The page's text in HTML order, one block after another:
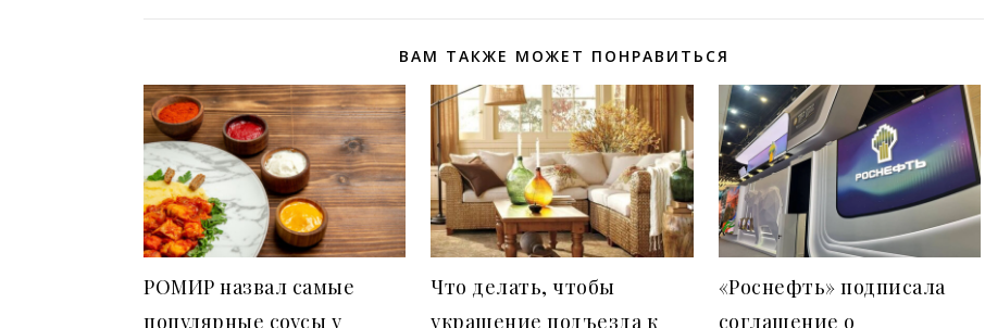
ВАМ ТАКЖЕ МОЖЕТ ПОНРАВИТЬСЯ
РОМИР назвал самые
популярные соусы у
Что делать, чтобы
украшение подъезда к
«Роснефть» подписала
соглашение о